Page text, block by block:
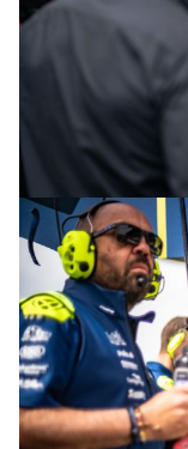
© R.Lekl & S.Wobser